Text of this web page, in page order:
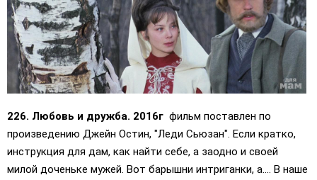
226. Любовь и дружба. 2016г фильм поставлен по
произведению Джейн Остин, "Леди Сьюзан". Если кратко,
инструкция для дам, как найти себе, а заодно и своей
милой доченьке мужей. Вот барышни интриганки, а.... В наше